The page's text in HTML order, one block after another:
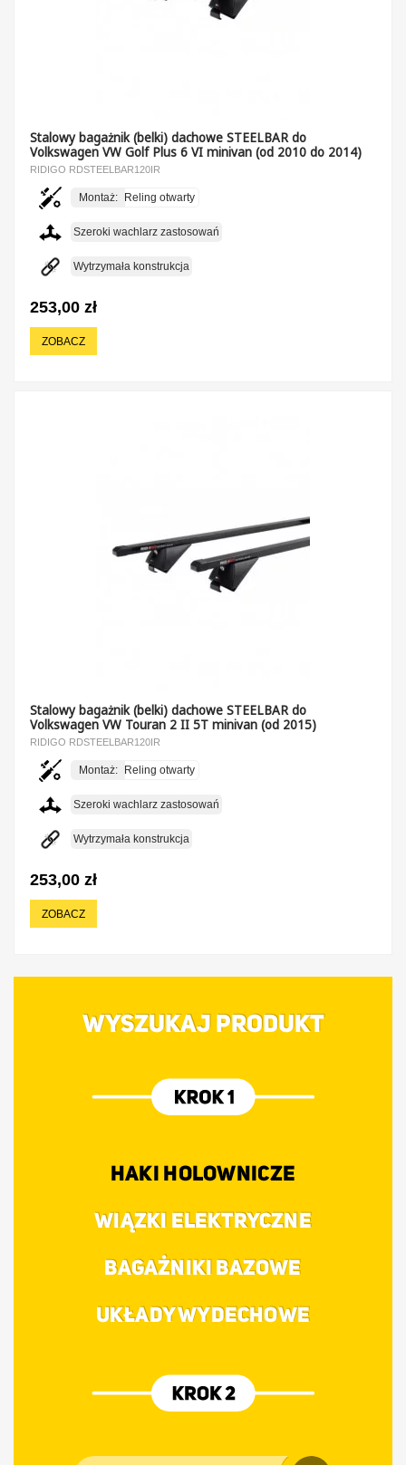
Stalowy bagażnik (belki) dachowe STEELBAR do
Volkswagen VW Golf Plus 6 VI minivan (od 2010 do 2014)
RIDIGO RDSTEELBAR120IR
Montaż: Reling otwarty
Szeroki wachlarz zastosowań
Wytrzymała konstrukcja
253,00 zł
ZOBACZ
Stalowy bagażnik (belki) dachowe STEELBAR do
Volkswagen VW Touran 2 II 5T minivan (od 2015)
RIDIGO RDSTEELBAR120IR
Montaż: Reling otwarty
Szeroki wachlarz zastosowań
Wytrzymała konstrukcja
253,00 zł
ZOBACZ
WYSZUKAJ PRODUKT
HAKI HOLOWNICZE
WIĄZKI ELEKTRYCZNE
BAGAŻNIKI BAZOWE
UKŁADY WYDECHOWE